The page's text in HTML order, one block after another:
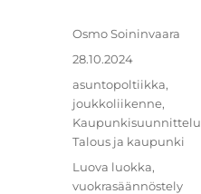
Kirjoittaja
Osmo Soininvaara
Julkaistu
28.10.2024
Kategoriat
asuntopoltiikka,
joukkoliikenne,
Kaupunkisuunnittelu
Talous ja kaupunki
Avainsanat
Luova luokka,
vuokrasäännöstely